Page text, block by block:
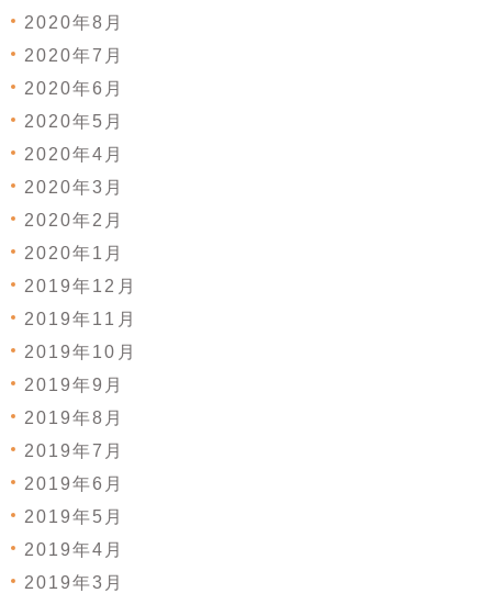
2020年8月
2020年7月
2020年6月
2020年5月
2020年4月
2020年3月
2020年2月
2020年1月
2019年12月
2019年11月
2019年10月
2019年9月
2019年8月
2019年7月
2019年6月
2019年5月
2019年4月
2019年3月